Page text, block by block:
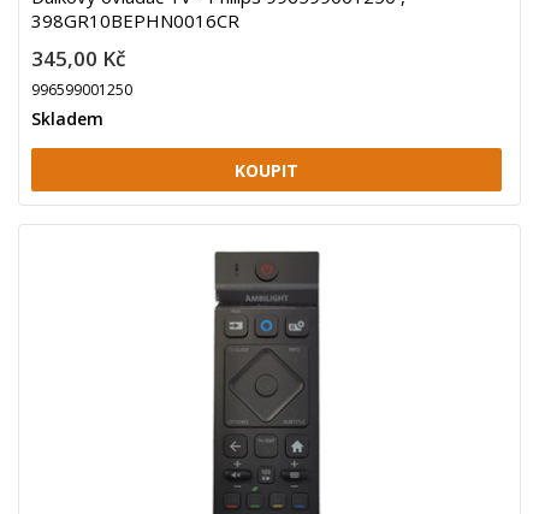
398GR10BEPHN0016CR
345,00 Kč
996599001250
Skladem